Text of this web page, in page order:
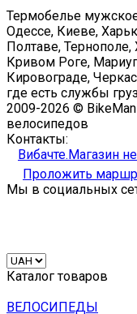
Термобелье
Одессе, Киеве,
Полтаве,
Кривом Роге,
Кировограде,
где есть службы
2009-2026 ©
велосипедов
Контакты:
Вибачте.Магазин
Проложить
Мы в социальных
Каталог товаров
ВЕЛОСИПЕДЫ